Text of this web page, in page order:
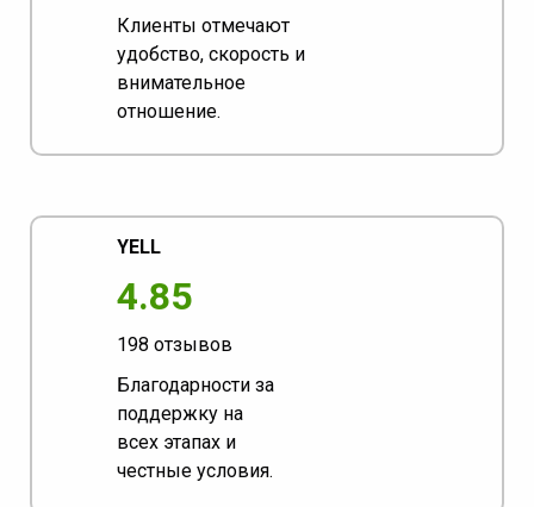
Клиенты отмечают
удобство, скорость и
внимательное
отношение.
YELL
4.85
198 отзывов
Благодарности за
поддержку на
всех этапах и
честные условия.